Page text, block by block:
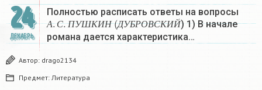
24
ДЕКАБРЬ
Полностью расписать ответы на вопросы
А С П У Ш КИ Н
А С. ПУШКИН
Д УБР ОВ СКИЙ
(ДУБРОВСКИЙ) 1) В начале
романа дается характеристика…
Автор: drago2134
Предмет: Литература